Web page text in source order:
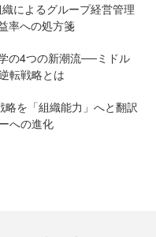
によるグループ経営管理
率への処方箋
の4つの新潮流──ミドル
転戦略とは
を「組織能力」へと翻訳
への進化